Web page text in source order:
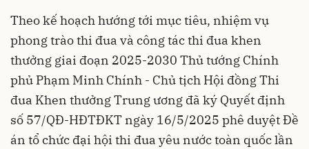
Theo kế hoạch hướng tới mục tiêu, nhiệm vụ
phong trào thi đua và công tác thi đua khen
thưởng giai đoạn 2025-2030 Thủ tướng Chính
phủ Phạm Minh Chính - Chủ tịch Hội đồng Thi
đua Khen thưởng Trung ương đã ký Quyết định
số 57/QĐ-HĐTĐKT ngày 16/5/2025 phê duyệt Đề
án tổ chức đại hội thi đua yêu nước toàn quốc lần